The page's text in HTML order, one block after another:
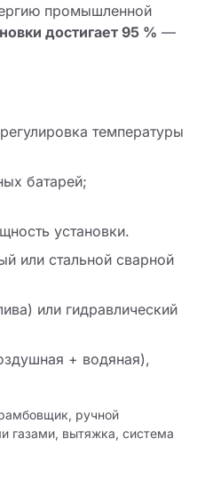
промышленной
достигает 95 % —
температуры
батарей;
установки.
или стальной сварной
или гидравлический
+ водяная),
ручной
газами, вытяжка, система